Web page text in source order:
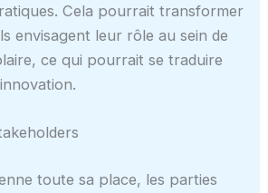
Cela pourrait transformer
envisagent leur rôle au sein de
ce qui pourrait se traduire
toute sa place, les parties